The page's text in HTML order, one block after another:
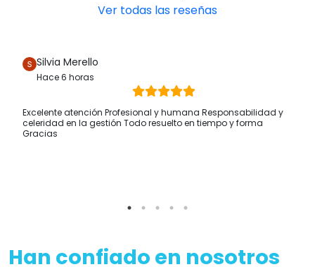
Ver todas las reseñas
Silvia Merello
Hace 6 horas
Excelente atención Profesional y humana Responsabilidad y
celeridad en la gestión Todo resuelto en tiempo y forma
Gracias
Han confiado en nosotros